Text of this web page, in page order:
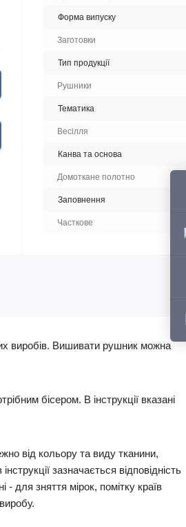
Форма випуску
Заготовки
Тип продукції
Рушники
Тематика
Весілля
Канва та основа
Домоткане полотно
Заповнення
Часткове
виробів. Вишивати рушник можна
бісером. В інструкції вказані
від кольору та виду тканини,
зазначається відповідність
для зняття мірок, помітку країв